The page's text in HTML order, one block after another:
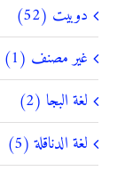
دوبيت (52)
غير مصنف (1)
لغة البجا (2)
لغة الدناقلة (5)